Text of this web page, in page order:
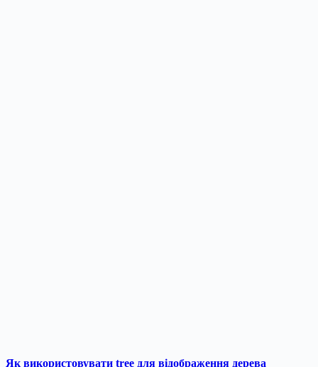
Як використовувати tree для відображення дерева